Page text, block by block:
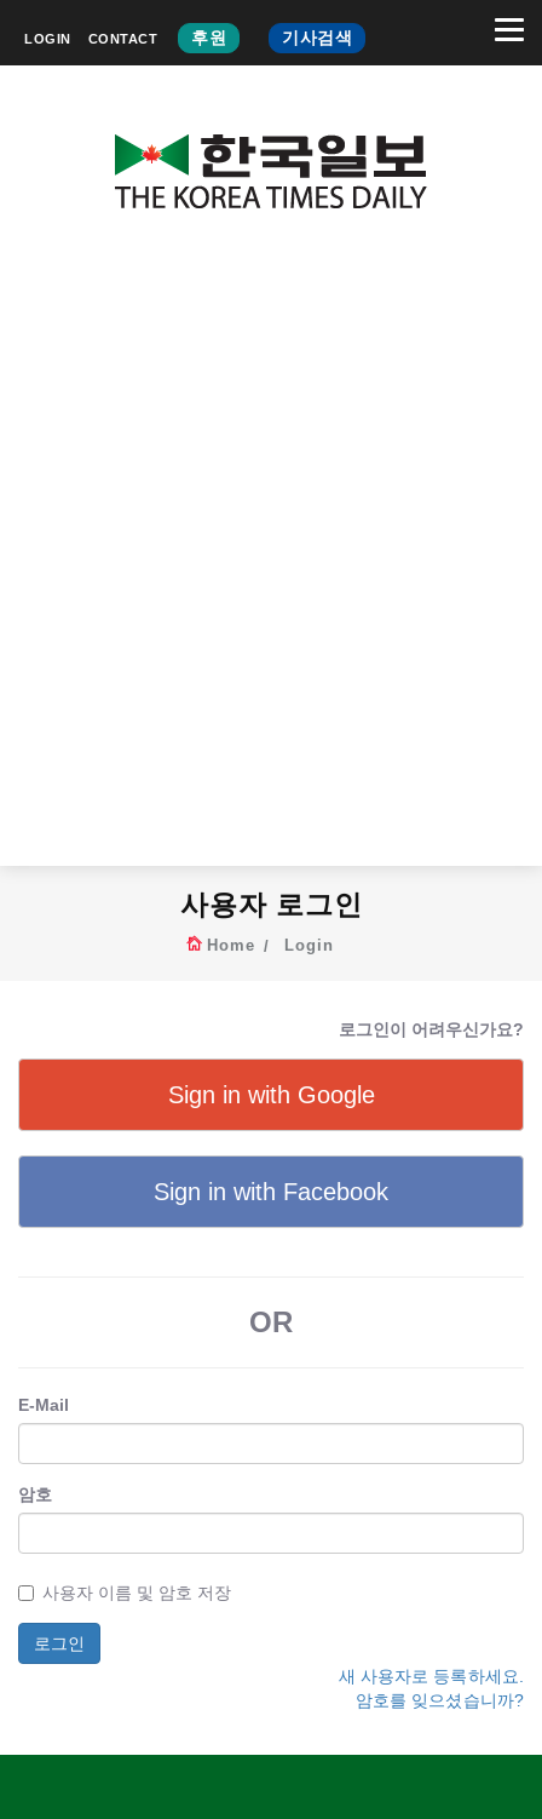
LOGIN CONTACT 후원 기사검색
사용자 로그인
Home Login
로그인이 어려우신가요?
Sign in with Google
Sign in with Facebook
OR
E-Mail
암호
사용자 이름 및 암호 저장
새 사용자로 등록하세요.
암호를 잊으셨습니까?